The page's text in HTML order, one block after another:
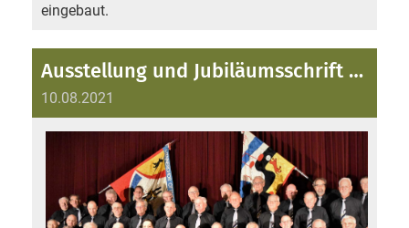
eingebaut.
Ausstellung und Jubiläumsschrift 175 Jahre Gossauer Männerchöre
10.08.2021